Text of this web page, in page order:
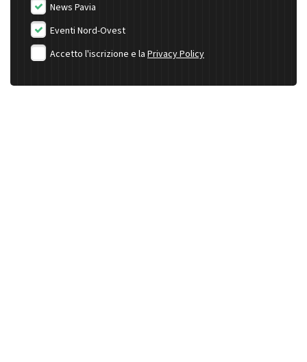
News Pavia
Eventi Nord-Ovest
Accetto l'iscrizione e la Privacy Policy